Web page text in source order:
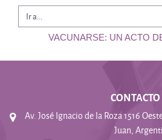
Ir a...
VACUNARSE: UN ACTO
CONTACTO
Av. José Ignacio de la Roza 1516
Juan,